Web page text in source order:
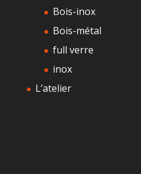
Bois-inox
Bois-métal
full verre
inox
L’atelier